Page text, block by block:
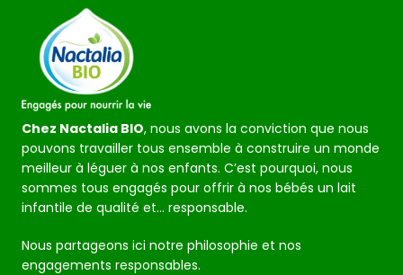
Chez Nactalia BIO, nous avons la conviction que nous
pouvons travailler tous ensemble à construire un monde
meilleur à léguer à nos enfants. C’est pourquoi, nous
sommes tous engagés pour offrir à nos bébés un lait
infantile de qualité et… responsable.
Nous partageons ici notre philosophie et nos
engagements responsables.